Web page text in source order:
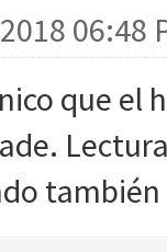
06:48
que el